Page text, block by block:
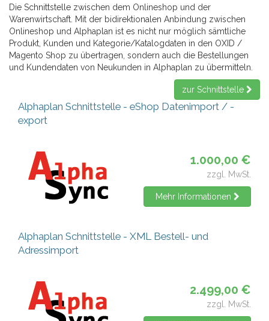
Die Schnittstelle zwischen dem Onlineshop und der
Warenwirtschaft. Mit der bidirektionalen Anbindung zwischen
Onlineshop und Alphaplan ist es nicht nur möglich sämtliche
Produkt, Kunden und Kategorie/Katalogdaten in den OXID /
Magento Shop zu übertragen, sondern auch die Bestellungen
und Kundendaten von Neukunden in Alphaplan zu übermitteln.
zur Schnittstelle
Alphaplan Schnittstelle - eShop Datenimport / -
export
1.000,00 €
zzgl. MwSt.
Mehr Informationen
Alphaplan Schnittstelle - XML Bestell- und
Adressimport
2.499,00 €
zzgl. MwSt.